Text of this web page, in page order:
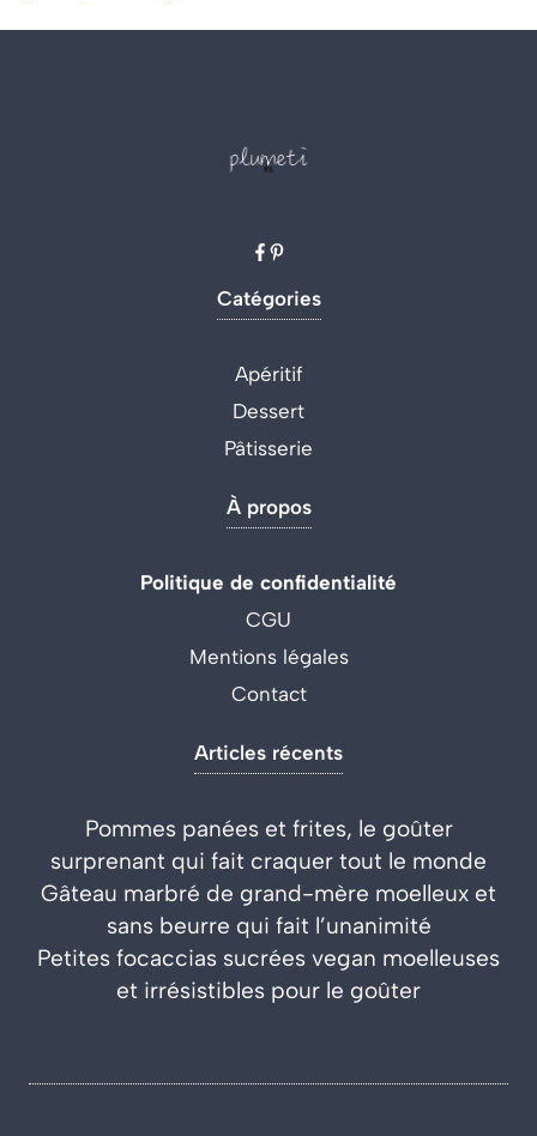
Catégories
Apéritif
Dessert
Pâtisserie
À propos
Politique de confidentialité
CGU
Mentions légales
Contact
Articles récents
Pommes panées et frites, le goûter
surprenant qui fait craquer tout le monde
Gâteau marbré de grand-mère moelleux et
sans beurre qui fait l’unanimité
Petites focaccias sucrées vegan moelleuses
et irrésistibles pour le goûter